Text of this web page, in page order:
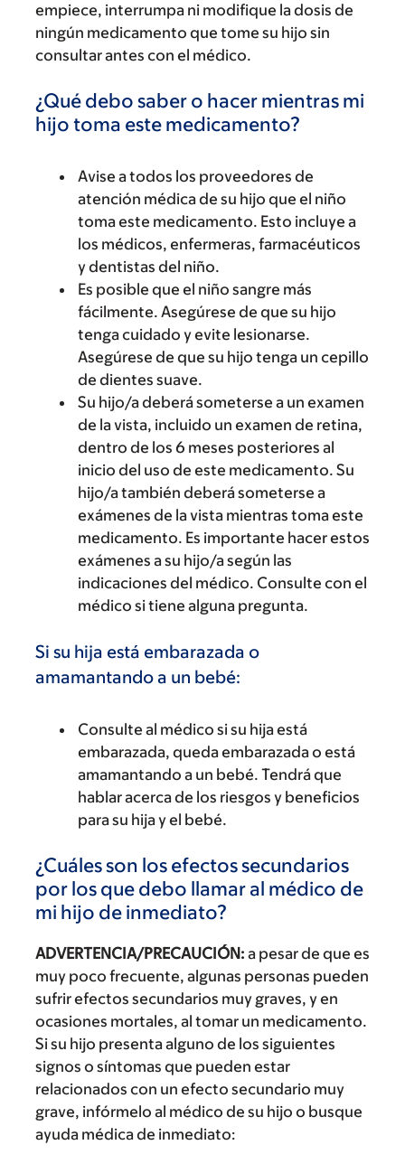
empiece, interrumpa ni modifique la dosis de
ningún medicamento que tome su hijo sin
consultar antes con el médico.
¿Qué debo saber o hacer mientras mi
hijo toma este medicamento?
Avise a todos los proveedores de
atención médica de su hijo que el niño
toma este medicamento. Esto incluye a
los médicos, enfermeras, farmacéuticos
y dentistas del niño.
Es posible que el niño sangre más
fácilmente. Asegúrese de que su hijo
tenga cuidado y evite lesionarse.
Asegúrese de que su hijo tenga un cepillo
de dientes suave.
Su hijo/a deberá someterse a un examen
de la vista, incluido un examen de retina,
dentro de los 6 meses posteriores al
inicio del uso de este medicamento. Su
hijo/a también deberá someterse a
exámenes de la vista mientras toma este
medicamento. Es importante hacer estos
exámenes a su hijo/a según las
indicaciones del médico. Consulte con el
médico si tiene alguna pregunta.
Si su hija está embarazada o
amamantando a un bebé:
Consulte al médico si su hija está
embarazada, queda embarazada o está
amamantando a un bebé. Tendrá que
hablar acerca de los riesgos y beneficios
para su hija y el bebé.
¿Cuáles son los efectos secundarios
por los que debo llamar al médico de
mi hijo de inmediato?
ADVERTENCIA/PRECAUCIÓN: a pesar de que es
muy poco frecuente, algunas personas pueden
sufrir efectos secundarios muy graves, y en
ocasiones mortales, al tomar un medicamento.
Si su hijo presenta alguno de los siguientes
signos o síntomas que pueden estar
relacionados con un efecto secundario muy
grave, infórmelo al médico de su hijo o busque
ayuda médica de inmediato: